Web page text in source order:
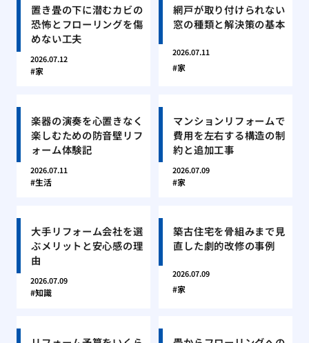
置き畳の下に潜むカビの
恐怖とフローリングを傷
めない工夫
2026.07.12
家
網戸が取り付けられない
窓の種類と解決策の基本
2026.07.11
家
楽器の演奏を心置きなく
楽しむための防音壁リフ
ォーム体験記
2026.07.11
生活
マンションリフォームで
費用を左右する構造の制
約と追加工事
2026.07.09
家
大手リフォーム会社を選
ぶメリットと安心感の理
由
2026.07.09
知識
築古住宅を骨組みまで見
直した劇的改修の事例
2026.07.09
家